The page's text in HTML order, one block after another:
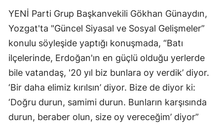
YENİ Parti Grup Başkanvekili Gökhan Günaydın,
Yozgat'ta "Güncel Siyasal ve Sosyal Gelişmeler”
konulu söyleşide yaptığı konuşmada, “Batı
ilçelerinde, Erdoğan'ın en güçlü olduğu yerlerde
bile vatandaş, '20 yıl biz bunlara oy verdik’ diyor.
‘Bir daha elimiz kırılsın’ diyor. Bize de diyor ki:
‘Doğru durun, samimi durun. Bunların karşısında
durun, beraber olun, size oy vereceğim’ diyor”